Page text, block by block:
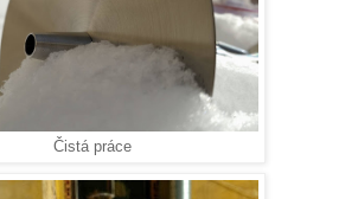
Čistá práce